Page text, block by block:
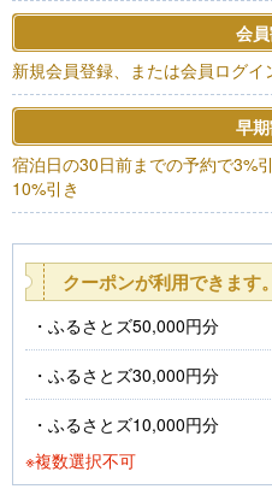
会
新規会員登録、または会員ログイ
早
宿泊日の30日前までの予約で3%
10%引き
クーポンが利用できます。
ふるさとズ50,000円分
ふるさとズ30,000円分
ふるさとズ10,000円分
※複数選択不可